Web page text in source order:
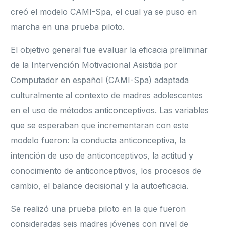
creó el modelo CAMI-Spa, el cual ya se puso en
marcha en una prueba piloto.
El objetivo general fue evaluar la eficacia preliminar
de la Intervención Motivacional Asistida por
Computador en español (CAMI-Spa) adaptada
culturalmente al contexto de madres adolescentes
en el uso de métodos anticonceptivos. Las variables
que se esperaban que incrementaran con este
modelo fueron: la conducta anticonceptiva, la
intención de uso de anticonceptivos, la actitud y
conocimiento de anticonceptivos, los procesos de
cambio, el balance decisional y la autoeficacia.
Se realizó una prueba piloto en la que fueron
consideradas seis madres jóvenes con nivel de